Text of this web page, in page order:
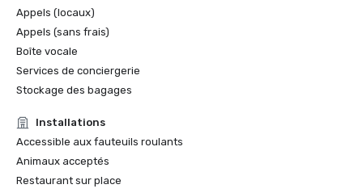
Appels (locaux)
Appels (sans frais)
Boîte vocale
Services de conciergerie
Stockage des bagages
Installations
Accessible aux fauteuils roulants
Animaux acceptés
Restaurant sur place